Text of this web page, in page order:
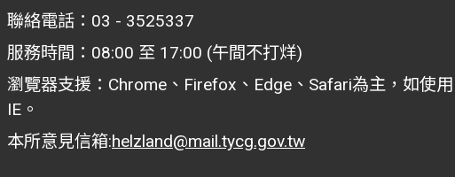
聯絡電話：03 - 3525337
服務時間：08:00 至 17:00 (午間不打烊)
瀏覽器支援：Chrome、Firefox、Edge、Safari為主，如使
IE。
本所意見信箱:helzland@mail.tycg.gov.tw